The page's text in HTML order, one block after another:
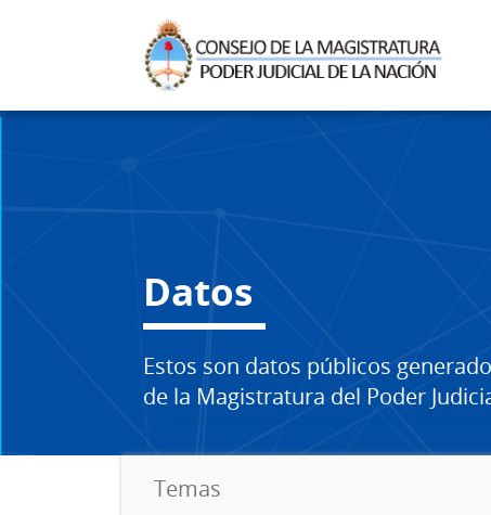
Datos
Estos son datos públicos
de la Magistratura del Poder
Temas